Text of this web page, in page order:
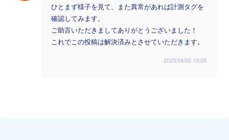
ひとまず様子を見て、また異常があれば計測タグを
確認してみます。
ご助言いただきましてありがとうございました！
これでこの投稿は解決済みとさせていただきます。
2023/04/22 13:05